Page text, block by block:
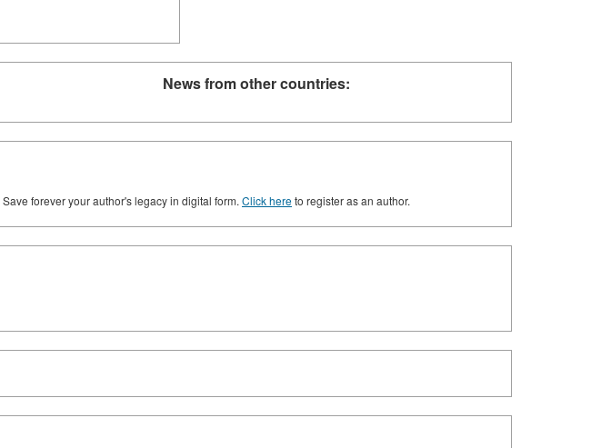
News from other countries:
forever your author's legacy in digital form. Click hereto register as an author.